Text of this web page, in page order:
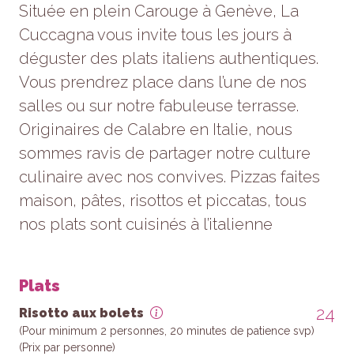
Située en plein Carouge à Genève, La
Cuccagna vous invite tous les jours à
déguster des plats italiens authentiques.
Vous prendrez place dans l’une de nos
salles ou sur notre fabuleuse terrasse.
Originaires de Calabre en Italie, nous
sommes ravis de partager notre culture
culinaire avec nos convives. Pizzas faites
maison, pâtes, risottos et piccatas, tous
nos plats sont cuisinés à l’italienne
Plats
Risotto aux bolets
(Pour minimum 2 personnes, 20 minutes de patience svp)
(Prix par personne)
24
lorsque vous
visitez notre
site, vous
augmentez
de voir du
contenu et
des offres
personnalisés.